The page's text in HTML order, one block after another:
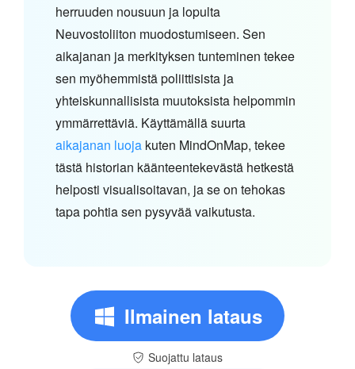
herruuden nousuun ja lopulta
Neuvostoliiton muodostumiseen. Sen
aikajanan ja merkityksen tunteminen tekee
sen myöhemmistä poliittisista ja
yhteiskunnallisista muutoksista helpommin
ymmärrettäviä. Käyttämällä suurta
aikajanan luoja kuten MindOnMap, tekee
tästä historian käänteentekevästä hetkestä
helposti visualisoitavan, ja se on tehokas
tapa pohtia sen pysyvää vaikutusta.
Ilmainen lataus
Suojattu lataus